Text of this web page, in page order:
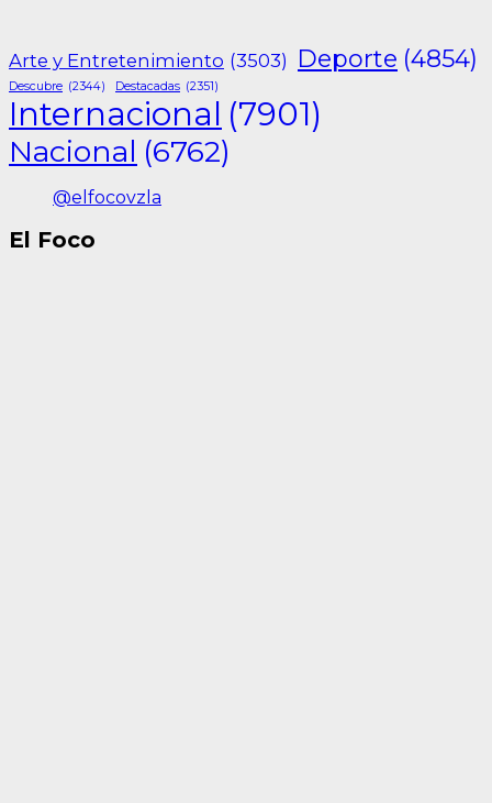
Arte y Entretenimiento (3503) Deporte (4854)
Descubre (2344) Destacadas (2351)
Internacional (7901)
Nacional (6762)
@elfocovzla
El Foco